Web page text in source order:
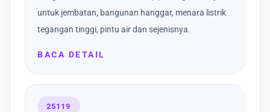
untuk jembatan, bangunan hanggar, menara listrik
tegangan tinggi, pintu air dan sejenisnya.
BACA DETAIL
25119